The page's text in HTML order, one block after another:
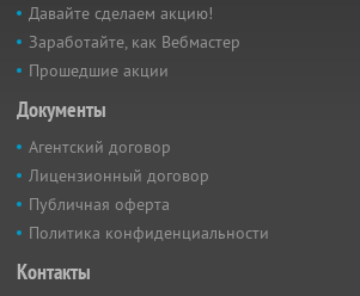
Давайте сделаем акцию!
Заработайте, как Вебмастер
Прошедшие акции
Документы
Агентский договор
Лицензионный договор
Публичная оферта
Политика конфиденциальности
Контакты